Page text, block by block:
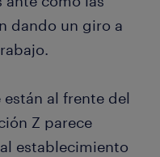
dando un giro a
al frente del
Z parece
establecimiento